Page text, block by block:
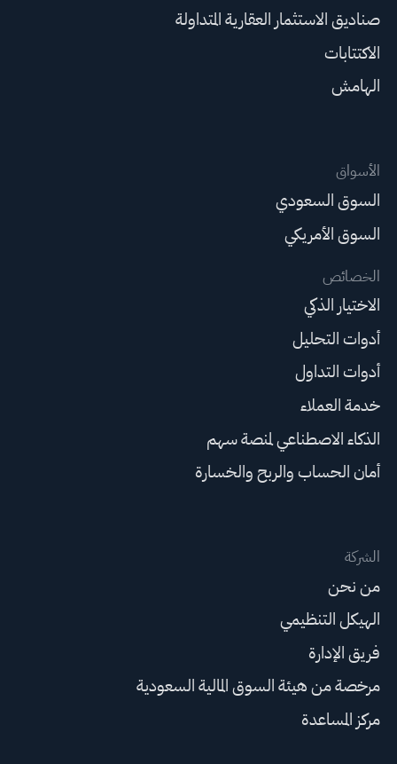
صناديق الاستثمار العقارية المتداولة
الاكتتابات
الهامش
الأسواق
السوق السعودي
السوق الأمريكي
الخصائص
الاختيار الذكي
أدوات التحليل
أدوات التداول
خدمة العملاء
الذكاء الاصطناعي لمنصة سهم
أمان الحساب والربح والخسارة
الشركة
من نحن
الهيكل التنظيمي
فريق الإدارة
مرخصة من هيئة السوق المالية السعودية
مركز المساعدة